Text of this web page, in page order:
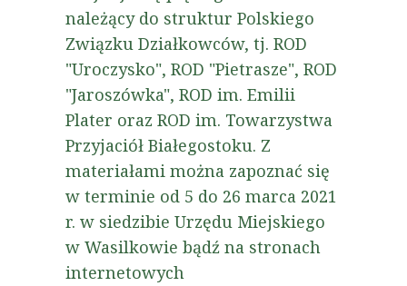
należący do struktur Polskiego
Związku Działkowców, tj. ROD
"Uroczysko", ROD "Pietrasze", ROD
"Jaroszówka", ROD im. Emilii
Plater oraz ROD im. Towarzystwa
Przyjaciół Białegostoku. Z
materiałami można zapoznać się
w terminie od 5 do 26 marca 2021
r. w siedzibie Urzędu Miejskiego
w Wasilkowie bądź na stronach
internetowych